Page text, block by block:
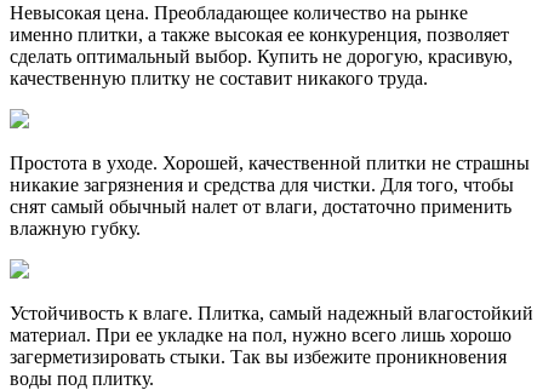
Невысокая цена. Преобладающее количество на рынке
именно плитки, а также высокая ее конкуренция, позволяет
сделать оптимальный выбор. Купить не дорогую, красивую,
качественную плитку не составит никакого труда.
Простота в уходе. Хорошей, качественной плитки не страшны
никакие загрязнения и средства для чистки. Для того, чтобы
снят самый обычный налет от влаги, достаточно применить
влажную губку.
Устойчивость к влаге. Плитка, самый надежный влагостойкий
материал. При ее укладке на пол, нужно всего лишь хорошо
загерметизировать стыки. Так вы избежите проникновения
воды под плитку.